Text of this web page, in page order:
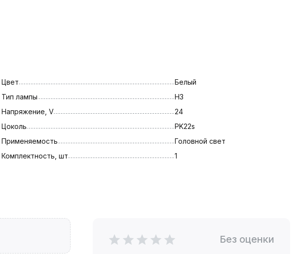
Цвет
Белый
Тип лампы
H3
Напряжение, V
24
Цоколь
PK22s
Применяемость
Головной свет
Комплектность, шт
1
Без оценки